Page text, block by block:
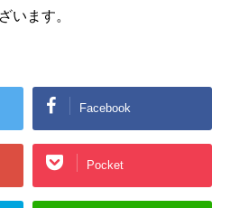
います。
Facebook
Pocket